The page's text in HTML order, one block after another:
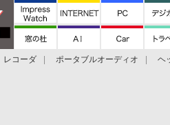
レコーダ ポータブルオーディオ ヘ